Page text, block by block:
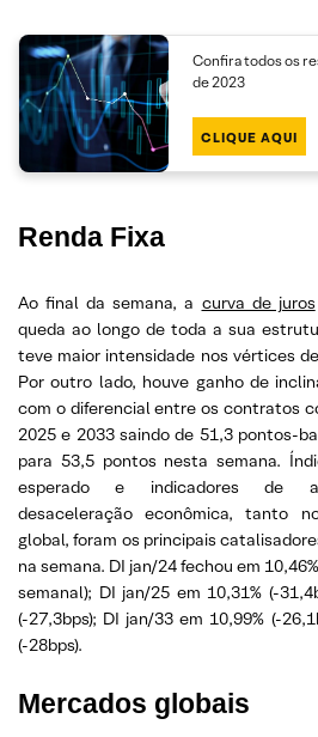
Confira todos os
de 2023
CLIQUE AQUI
Renda Fixa
Ao final da semana, a curva de juros
queda ao longo de toda a sua
teve maior intensidade nos vértices
Por outro lado, houve ganho de
com o diferencial entre os contratos
2025 e 2033 saindo de 51,3 pontos-
para 53,5 pontos nesta semana.
esperado e indicadores de
desaceleração econômica, tanto
global, foram os principais
na semana. DI jan/24 fechou em
semanal); DI jan/25 em 10,31% (-
(-27,3bps); DI jan/33 em 10,99% (-
(-28bps).
Mercados globais